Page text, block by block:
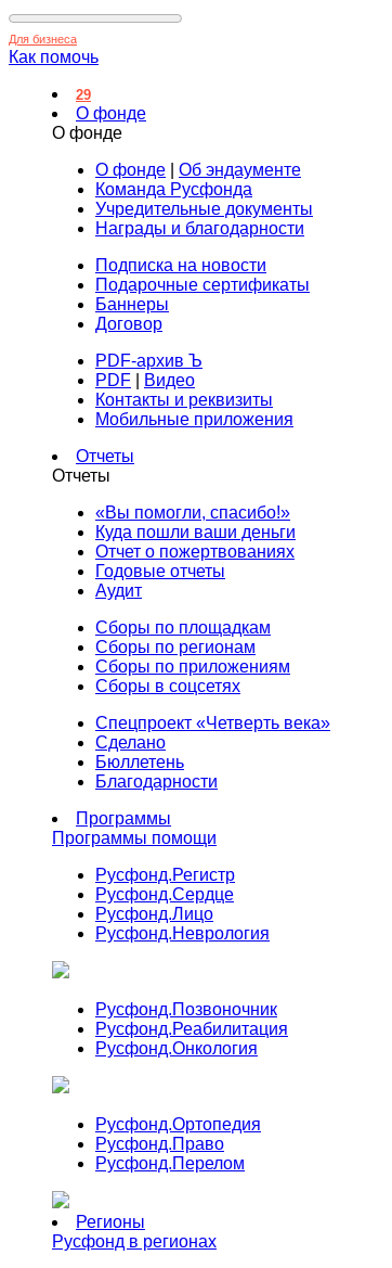
Для бизнеса
Как помочь
29
О фонде
О фонде
О фонде
Об эндаументе
Команда Русфонда
Учредительные документы
Награды и благодарности
Подписка на новости
Подарочные сертификаты
Баннеры
Договор
PDF-архив Ъ
PDF
Видео
Контакты и реквизиты
Мобильные приложения
Отчеты
Отчеты
«Вы помогли, спасибо!»
Куда пошли ваши деньги
Отчет о пожертвованиях
Годовые отчеты
Аудит
Сборы по площадкам
Сборы по регионам
Сборы по приложениям
Сборы в соцсетях
Спецпроект «Четверть века»
Сделано
Бюллетень
Благодарности
Программы
Программы помощи
Русфонд.Регистр
Русфонд.Сердце
Русфонд.Лицо
Русфонд.Неврология
Русфонд.Позвоночник
Русфонд.Реабилитация
Русфонд.Онкология
Русфонд.Ортопедия
Русфонд.Право
Русфонд.Перелом
Регионы
Русфонд в регионах